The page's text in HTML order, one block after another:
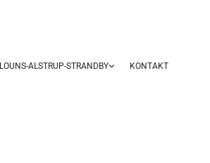
LOUNS-ALSTRUP-STRANDBY KONTAKT